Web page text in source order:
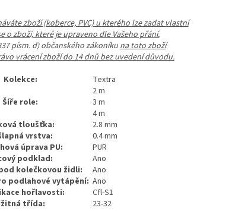
zboží (koberce, PVC) u kterého lze zadat vlastní
o zboží, které je upraveno dle Vašeho přání.
písm. d) občanského zákoníkuna toto zboží
vrácení zboží do 14 dnů bez uvedení důvodu.
Kolekce:
Textra
Šíře role:
2 m
3 m
4 m
tloušťka:
2.8 mm
vrstva:
0.4 mm
úprava PU:
PUR
podklad:
Ano
kolečkovou židli:
Ano
podlahové vytápění: Ano
hořlavosti:
Cfl-S1
třída:
23-32